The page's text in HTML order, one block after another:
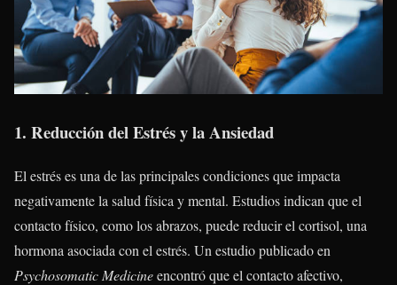
1. Reducción del Estrés y la Ansiedad
El estrés es una de las principales condiciones que impacta
negativamente la salud física y mental. Estudios indican que el
contacto físico, como los abrazos, puede reducir el cortisol, una
hormona asociada con el estrés. Un estudio publicado en
Psychosomatic Medicineencontró que el contacto afectivo,